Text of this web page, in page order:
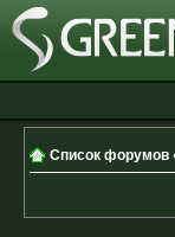
Список форумов